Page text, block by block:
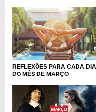
REFLEXÕES PARA CADA DIA
DO MÊS DE MARÇO